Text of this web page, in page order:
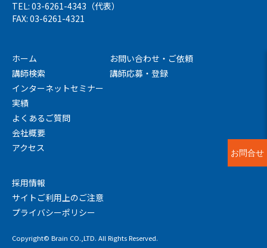
TEL: 03-6261-4343（代表）
FAX: 03-6261-4321
ホーム
講師検索
インターネットセミナー
実績
よくあるご質問
会社概要
アクセス
お問い合わせ・ご依頼
講師応募・登録
採用情報
サイトご利用上のご注意
プライバシーポリシー
Copyright© Brain CO.,LTD. All Rights Reserved.
お問合せ